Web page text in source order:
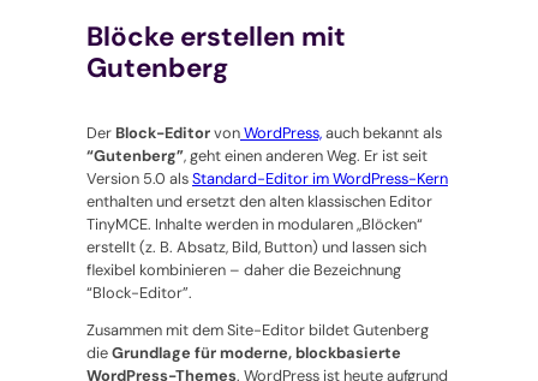
Blöcke erstellen mit
Gutenberg
Der Block-EditorvonWordPress,auch bekannt als
“Gutenberg”, geht einen anderen Weg. Er ist seit
Version 5.0 alsStandard-Editor im WordPress-Kern
enthalten und ersetzt den alten klassischen Editor
TinyMCE. Inhalte werden in modularen „Blöcken“
erstellt (z. B. Absatz, Bild, Button) und lassen sich
flexibel kombinieren – daher die Bezeichnung
“Block-Editor”.
Zusammen mit dem Site-Editor bildet Gutenberg
dieGrundlage für moderne, blockbasierte
WordPress-Themes. WordPress ist heute aufgrund